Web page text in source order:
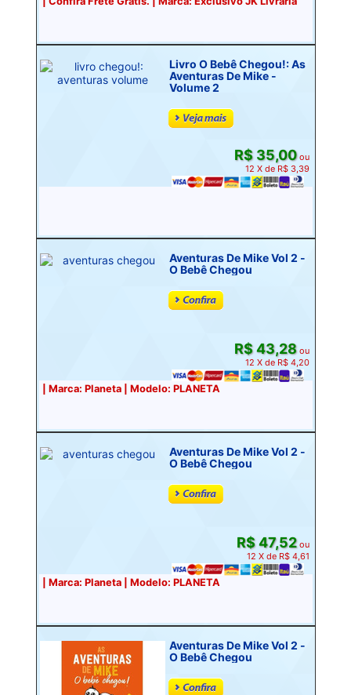
Livro O Bebê Chegou!: As
Aventuras De Mike -
Volume 2
R$ 35,00ou
12 X de R$ 3,39
Aventuras De Mike Vol 2 -
O Bebê Chegou
| Marca: Planeta | Modelo: PLANETA
R$ 43,28ou
12 X de R$ 4,20
Aventuras De Mike Vol 2 -
O Bebê Chegou
| Marca: Planeta | Modelo: PLANETA
R$ 47,52ou
12 X de R$ 4,61
Aventuras De Mike Vol 2 -
O Bebê Chegou